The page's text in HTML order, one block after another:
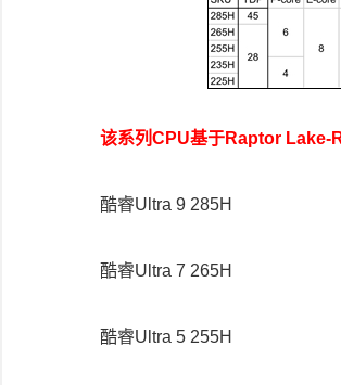
该系列CPU基于Raptor Lake-
酷睿Ultra 9 285H
酷睿Ultra 7 265H
酷睿Ultra 5 255H